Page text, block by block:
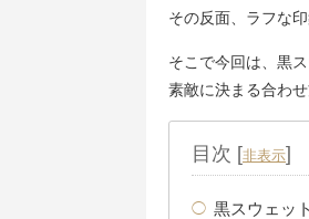
その反面、ラフな
そこで今回は、黒
素敵に決まる合わ
目次 [非表示]
黒スウェッ